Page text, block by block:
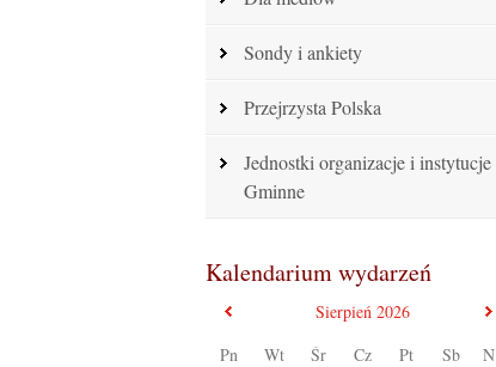
Sondy i ankiety
Przejrzysta Polska
Jednostki organizacje i instytucje
Gminne
Kalendarium wydarzeń
poprzedni miesiąc
Sierpień 2026
Pn
Wt Śr Cz Pt Sb
N